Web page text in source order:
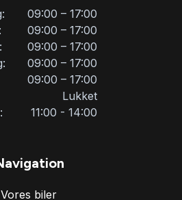
09:00 – 17:00
09:00 – 17:00
09:00 – 17:00
09:00 – 17:00
09:00 – 17:00
Lukket
11:00 - 14:00
Vores biler